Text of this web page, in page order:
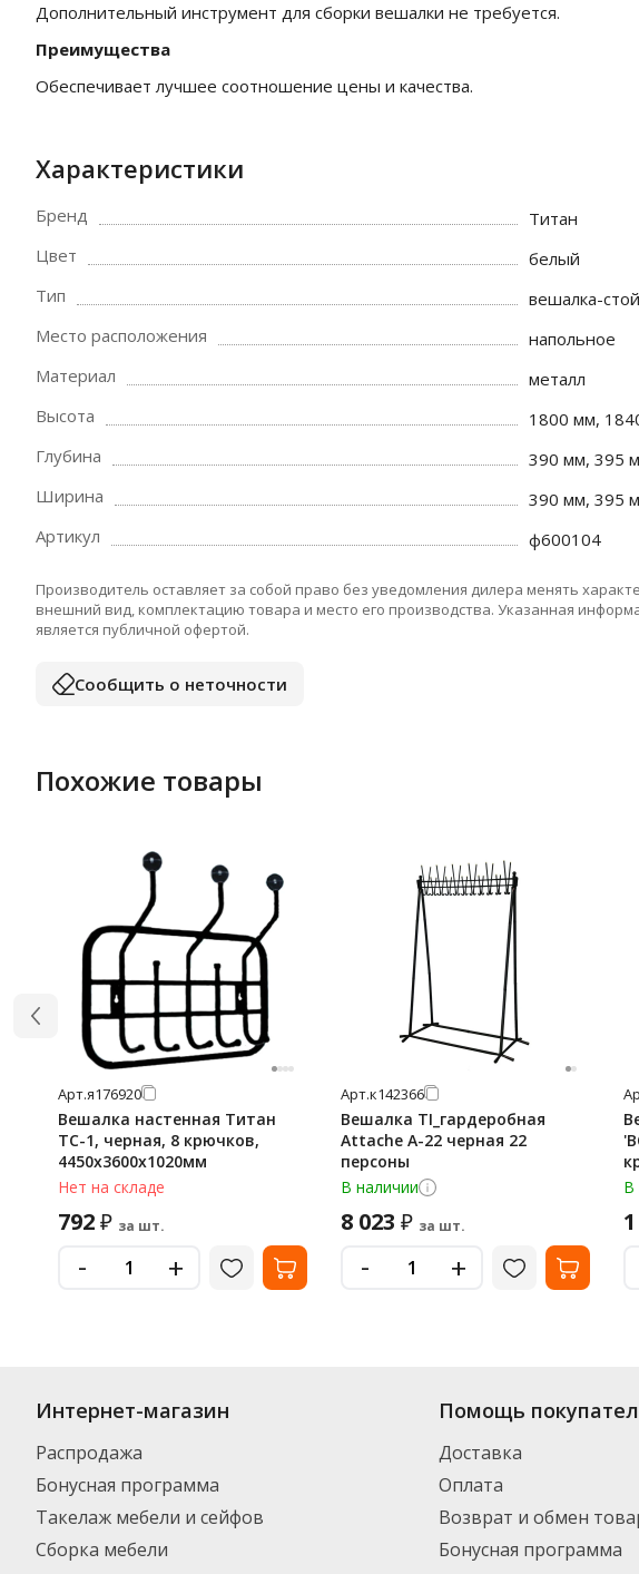
Дополнительный инструмент для сборки вешалки не требуется.
Преимущества
Обеспечивает лучшее соотношение цены и качества.
Характеристики
Бренд
Титан
Цвет
белый
Тип
вешалка-
Место расположения
напольное
Материал
металл
Высота
1800 мм,
Глубина
390 мм, 395
Ширина
390 мм, 395
Артикул
ф600104
Производитель оставляет за собой право без уведомления дилера менять
внешний вид, комплектацию товара и место его производства. Указанная
является публичной офертой.
Сообщить о неточности
Похожие товары
Арт.я176920
Вешалка настенная Титан
ТС-1, черная, 8 крючков,
4450х3600х1020мм
Нет на складе
792₽ за шт.
- +
Арт.к142366
Вешалка TI_гардеробная
Attache А-22 черная 22
персоны
В наличии
8 023 ₽ за шт.
- +
7
В
Интернет-магазин
Распродажа
Бонусная программа
Такелаж мебели и сейфов
Сборка мебели
Помощь
Доставка
Оплата
Возврат и обмен
Бонусная программа